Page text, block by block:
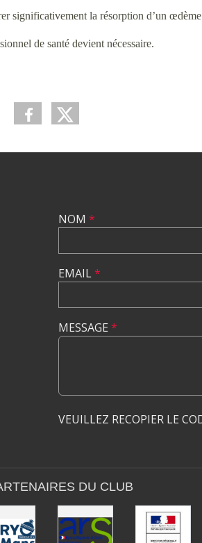
significativement la résorption d’un
de santé devient nécessaire.
NOM *
EMAIL*
MESSAGE *
VEUILLEZ RECOPIER LE
DU CLUB